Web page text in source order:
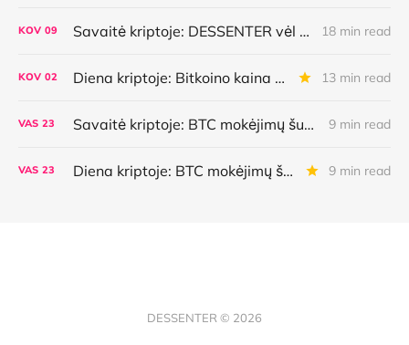
KOV 09 Savaitė kriptoje: DESSENTER vėl atsinaujino, istorinė Bitkoino savaitė, AI pasirinkimai, lietuviška MiCA 18 min read
KOV 02 Diena kriptoje: Bitkoino kaina atsilieka nuo plėtros, kuo mokės AI agentai, Ethereum aktyvėjimas ir dar daugiau 13 min read
VAS 23 Savaitė kriptoje: BTC mokėjimų šuolis, naujoviška kredito linija, AI agentų galimybės bei klaidos ir dar daugiau 9 min read
VAS 23 Diena kriptoje: BTC mokėjimų šuolis, naujoviška kredito linija, AI agentų galimybės bei klaidos ir dar daugiau 9 min read
DESSENTER © 2026